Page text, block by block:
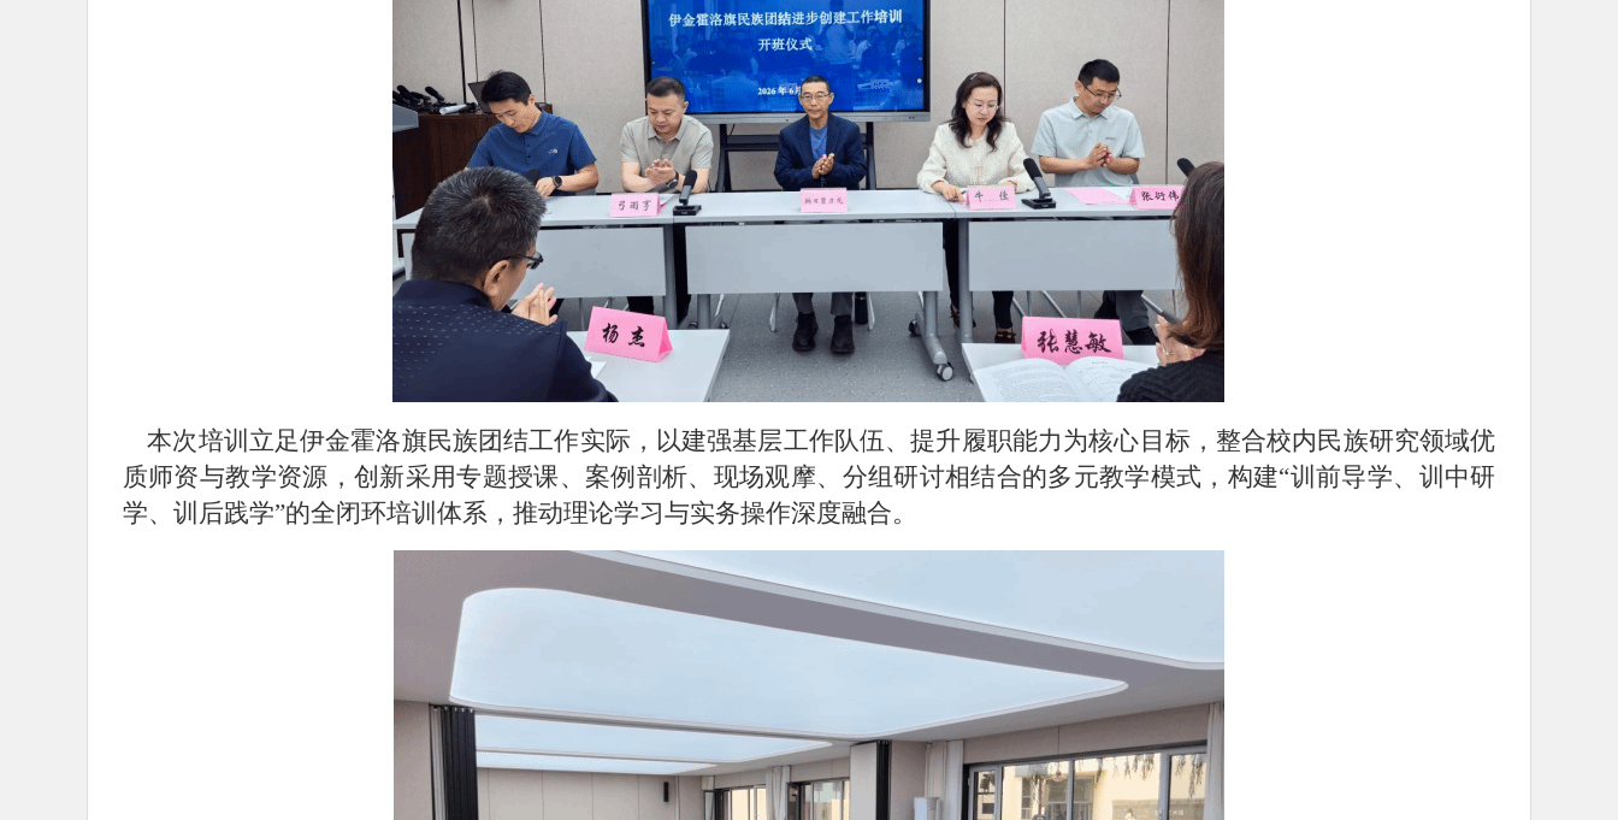
本次培训立足伊金霍洛旗民族团结工作实际，以建强基层工作队伍、提升履职能力为核心目标，整合校内民族研究领域优
质师资与教学资源，创新采用专题授课、案例剖析、现场观摩、分组研讨相结合的多元教学模式，构建“训前导学、训中研
学、训后践学”的全闭环培训体系，推动理论学习与实务操作深度融合。